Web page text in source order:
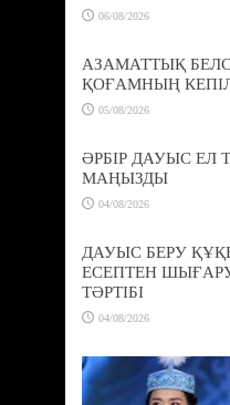
06/08/2026
АЗАМАТТЫҚ
ҚОҒАМНЫҢ
05/08/2026
ӘРБІР ДАУЫС ЕЛ
МАҢЫЗДЫ
04/08/2026
ДАУЫС БЕРУ
ЕСЕПТЕН
ТӘРТІБІ
04/08/2026